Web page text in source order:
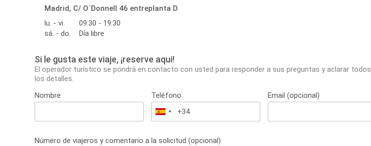
Madrid, C/ O´Donnell 46 entreplanta D
lu. - vi.
09:30 - 19:30
sá. - do.
Día libre
Si le gusta este viaje, ¡reserve aqui!
El operador turístico se pondrá en contacto con usted para responder a sus preguntas y aclarar todos
los detalles.
Nombre
Teléfono
España
+34
Email (opcional)
Número de viajeros y comentario a la solicitud (opcional)